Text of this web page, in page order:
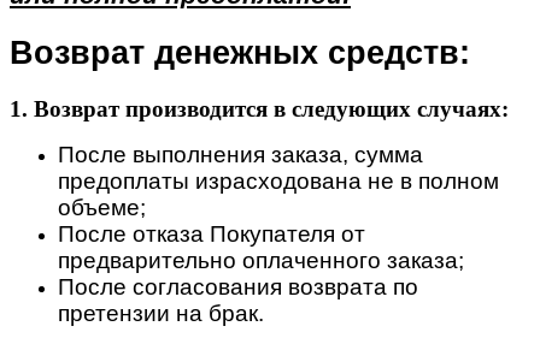
Возврат денежных средств:
1. Возврат производится в следующих случаях:
После выполнения заказа, сумма
предоплаты израсходована не в полном
объеме;
После отказа Покупателя от
предварительно оплаченного заказа;
После согласования возврата по
претензии на брак.